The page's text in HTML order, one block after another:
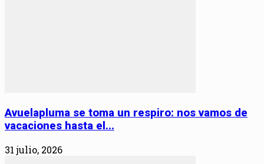
Avuelapluma se toma un respiro: nos vamos de
vacaciones hasta el...
31 julio, 2026